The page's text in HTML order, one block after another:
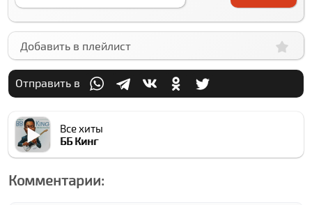
Добавить в плейлист
Отправить в
Все хиты
ББ Кинг
Комментарии: